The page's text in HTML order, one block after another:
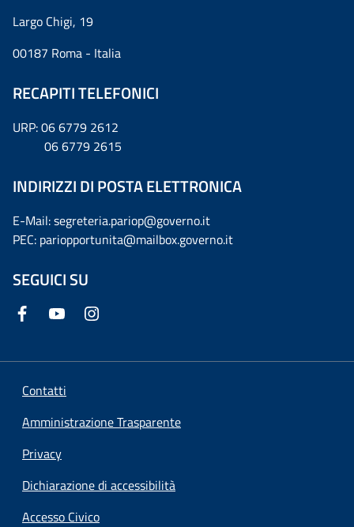
Largo Chigi, 19
00187 Roma - Italia
RECAPITI TELEFONICI
URP: 06 6779 2612
06 6779 2615
INDIRIZZI DI POSTA ELETTRONICA
E-Mail: segreteria.pariop@governo.it
PEC: pariopportunita@mailbox.governo.it
SEGUICI SU
Contatti
Amministrazione Trasparente
Privacy
Dichiarazione di accessibilità
Accesso Civico